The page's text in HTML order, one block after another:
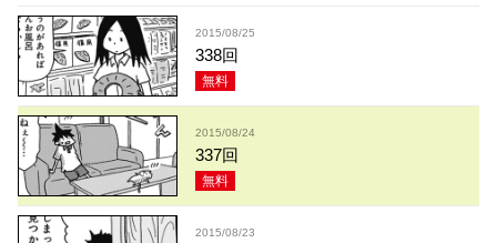
2015/08/25
338回
無料
2015/08/24
337回
無料
2015/08/23